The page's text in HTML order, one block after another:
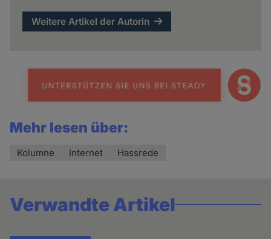
Weitere Artikel der Autorin
Mehr lesen über:
Kolumne Internet Hassrede
Verwandte Artikel